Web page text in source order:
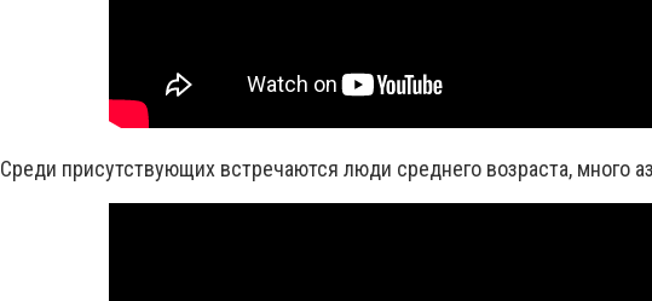
Среди присутствующих встречаются люди среднего возраста, много